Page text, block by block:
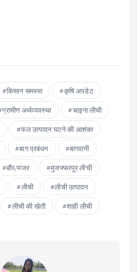
किसान समस्या
कृषि अपडेट
ग्रामीण अर्थव्यवस्था
चाइना लीची
फल उत्पादन घटने की आशंका
बाग प्रबंधन
बागवानी
बौर/मंजर
मुजफ्फरपुर लीची
लीची
लीची उत्पादन
लीची की खेती शाही लीची